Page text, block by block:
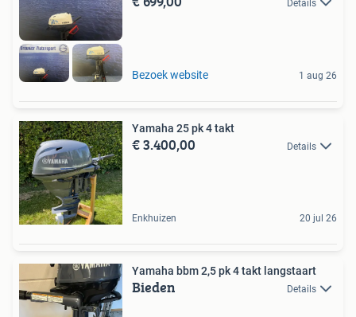
Details
Bezoek website 1 aug 26
Yamaha 25 pk 4 takt
€ 3.400,00 Details
Enkhuizen 20 jul 26
Yamaha bbm 2,5 pk 4 takt langstaart
Bieden Details